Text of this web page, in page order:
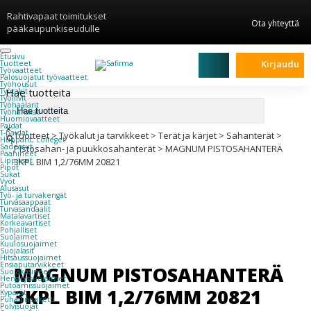
Rahtivapaat toimitukset
pääkaupunkiseudulle
Ota yhteyttä
Etusivu
Tuotteet
Työvaatteet
Palosuojatut työvaatteet
Työhousut
Työtakit
Työliivit
Työhaalarit
Työhanskat
Huomiovaatteet
Paidat
T-paidat
Hupparit, colleget
Sadeasut
Päähineet
Lippikset
Pipot
Sukat
Vyöt
Alusasut
Työ- ja turvakengät
Turvasaappaat
Turvasandaalit
Matalavartiset
Korkeavartiset
Pohjalliset
Suojaimet
Kuulosuojaimet
Suojalasit
Hitsaussuojaimet
Ensiaputarvikkeet
Suojakäsineet
Hengityssuojaimet
Putoamissuojaimet
Kypärät
Puhallinpaketti
Polvisuojat
Kirjaudu
Hae tuotteita
×
Tuotteet>Työkalut ja tarvikkeet > Terät ja kärjet > Sahanterät >
Pistosahan- ja puukkosahanterät > MAGNUM PISTOSAHANTERÄ
3KPL BIM 1,2/76MM 20821
MAGNUM PISTOSAHANTERÄ
3KPL BIM 1,2/76MM 20821